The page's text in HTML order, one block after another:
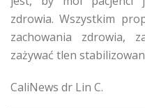
zdrowia. Wszystkim
zachowania zdrowia,
zażywać tlen
CaliNews dr Lin C.